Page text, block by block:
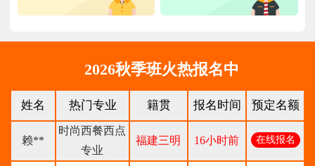
2026秋季班火热报名中
姓名 热门专业 籍贯 报名时间 预定名额
陈** 时尚西点专业 福建泉州 3天前 在线报名
张** 金领大厨专业 福建厦门 8小时前 在线报名
经典西点专业 福建龙岩 5天前
柯** 经典西点专业 福建厦门 1天前 在线报名
赖**
时尚西餐西点
专业
福建三明 16小时前 在线报名